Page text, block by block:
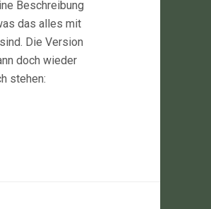
Beschreibung
das alles mit
Die Version
doch wieder
stehen: